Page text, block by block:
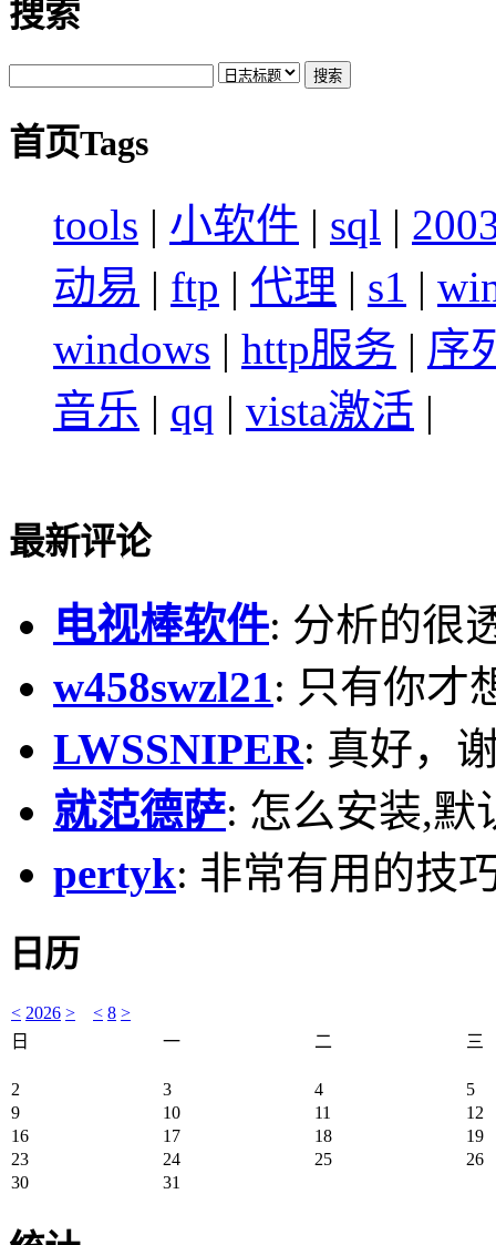
搜索
首页Tags
tools | 小软件 | sql |
动易 | ftp | 代理 | s1 |
windows | http服务 | 序
音乐 | qq | vista激活 |
最新评论
电视棒软件: 分析的很
w458swzl21 : 只有你才
LWSSNIPER: 真好，
就范德萨: 怎么安装,默
pertyk: 非常有用的技
日历
< 2026 > < 8 >
日
一 二 三
2 3 4
5
9
10 11
12
16
17 18
19
23
24 25
26
30
31